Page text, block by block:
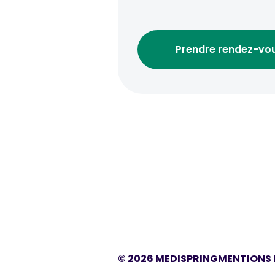
Prendre rendez-
© 2026 MEDISPRINGMENTIONS